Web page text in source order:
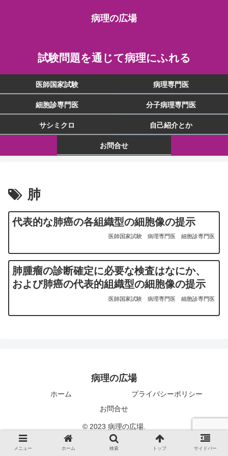
病理の広場
試験問題を通じて病理にふれる
医師国家試験 病理専門医
細胞診専門医 分子病理専門医
サシミクロ 自己紹介とか
お問合せ
肺
代表的な肺癌の各組織型の細胞像の提示
医師国家試験 病理専門医 細胞診専門医
肺腫瘤の診断確定に必要な検査はなにか、
および肺癌の代表的組織型の細胞像の提示
医師国家試験 病理専門医 細胞診専門医
病理の広場
ホーム
プライバシーポリシー
お問合せ
© 2023 病理の広場.
メニュー ホーム 検索 トップ サイドバー